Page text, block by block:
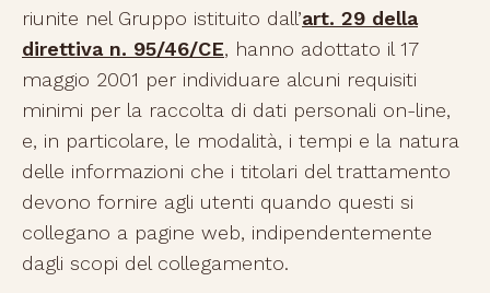
riunite nel Gruppo istituito dall’art. 29 della
direttiva n. 95/46/CE, hanno adottato il 17
maggio 2001 per individuare alcuni requisiti
minimi per la raccolta di dati personali on-line,
e, in particolare, le modalità, i tempi e la natura
delle informazioni che i titolari del trattamento
devono fornire agli utenti quando questi si
collegano a pagine web, indipendentemente
dagli scopi del collegamento.